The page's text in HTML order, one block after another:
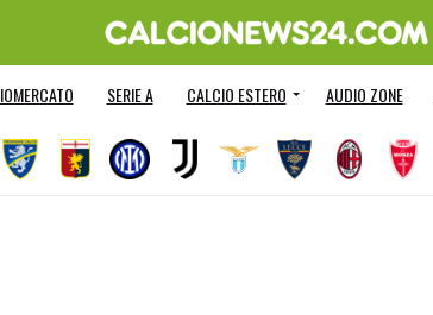
SERIE A CALCIO ESTERO AUDIO ZONE